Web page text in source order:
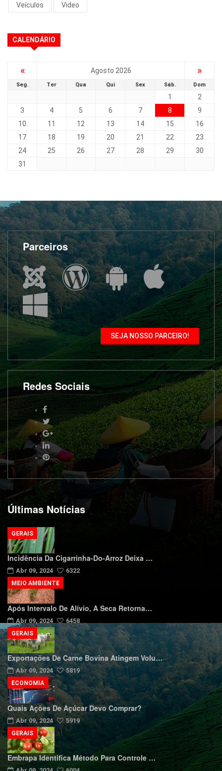
Veículos Video
CALENDÁRIO
« Agosto 2026 »
Seg. Ter Qua Qui Sex Sáb. Dom
1
2
3
4 5 6 7 8
9
10
11 12 13 14 15
16
17
18 19 20 21 22
23
24
25 26 27 28 29
30
31
Parceiros
SEJA NOSSO PARCEIRO!
Redes Sociais
Últimas Notícias
Incidência Da Cigarrinha-Do-Arroz Deixa …
Abr 09, 2024 6322
GERAIS
Após Intervalo De Alívio, A Seca Retorna…
Abr 09, 2024 6458
MEIO AMBIENTE
Exportações De Carne Bovina Atingem Volu…
Abr 09, 2024 5819
GERAIS
Quais Ações De Açúcar Devo Comprar?
Abr 09, 2024 5919
ECONOMIA
Embrapa Identifica Método Para Controle …
GERAIS